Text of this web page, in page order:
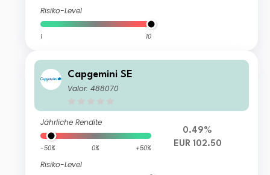
Risiko-Level
1 10
Capgemini SE
Valor: 488070
Jährliche Rendite
-50% 0% +50%
Risiko-Level
0.49%
EUR 102.50